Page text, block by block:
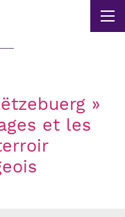
»
et les